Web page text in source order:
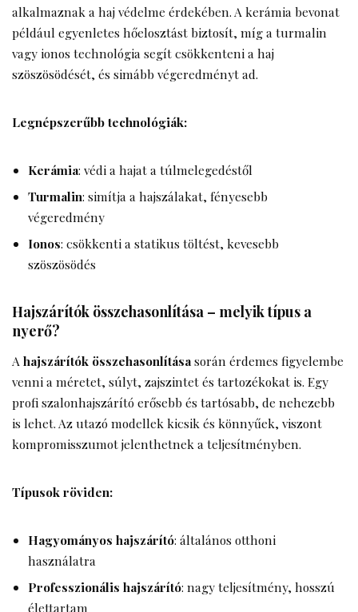
alkalmaznak a haj védelme érdekében. A kerámia bevonat
például egyenletes hőelosztást biztosít, míg a turmalin
vagy ionos technológia segít csökkenteni a haj
szöszösödését, és simább végeredményt ad.
Legnépszerűbb technológiák:
Kerámia: védi a hajat a túlmelegedéstől
Turmalin: simítja a hajszálakat, fényesebb
végeredmény
Ionos: csökkenti a statikus töltést, kevesebb
szöszösödés
Hajszárítók összehasonlítása – melyik típus a
nyerő?
A hajszárítók összehasonlításasorán érdemes figyelembe
venni a méretet, súlyt, zajszintet és tartozékokat is. Egy
profi szalonhajszárító erősebb és tartósabb, de nehezebb
is lehet. Az utazó modellek kicsik és könnyűek, viszont
kompromisszumot jelenthetnek a teljesítményben.
Típusok röviden:
Hagyományos hajszárító: általános otthoni
használatra
Professzionális hajszárító: nagy teljesítmény, hosszú
élettartam